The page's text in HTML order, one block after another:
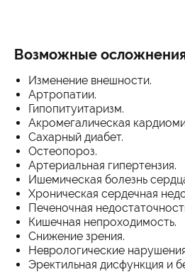
Возможные
Изменение внешности.
Артропатии.
Гипопитуитаризм.
Акромегалическая
Сахарный диабет.
Остеопороз.
Артериальная гипертензия.
Ишемическая болезнь
Хроническая сердечная
Печеночная
Кишечная непроходимость.
Снижение зрения.
Неврологические
Эректильная дисфункция и